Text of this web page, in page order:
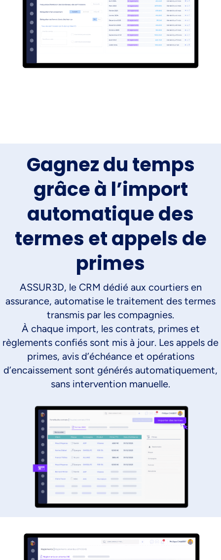
Gagnez du temps
grâce à l’import
automatique des
termes et appels de
primes
ASSUR3D, le CRM dédié aux courtiers en
assurance, automatise le traitement des termes
transmis par les compagnies.
À chaque import, les contrats, primes et
règlements confiés sont mis à jour. Les appels de
primes, avis d’échéance et opérations
d’encaissement sont générés automatiquement,
sans intervention manuelle.